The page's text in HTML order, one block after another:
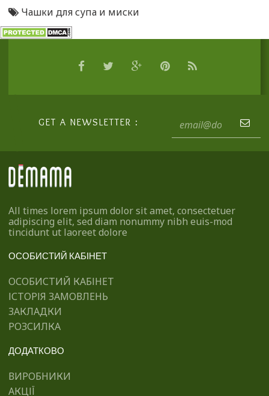
Чашки для супа и миски
GET A NEWSLETTER :
All times lorem ipsum dolor sit amet, consectetuer
adipiscing elit, sed diam nonummy nibh euis-mod
tincidunt ut laoreet dolore
ОСОБИСТИЙ КАБІНЕТ
ОСОБИСТИЙ КАБІНЕТ
ІСТОРІЯ ЗАМОВЛЕНЬ
ЗАКЛАДКИ
РОЗСИЛКА
ДОДАТКОВО
ВИРОБНИКИ
АКЦІЇ